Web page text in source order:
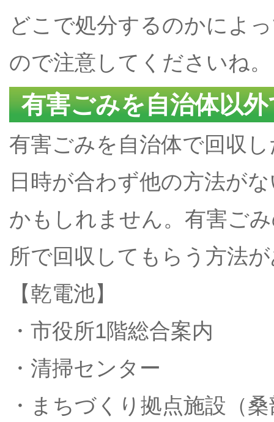
どこで処分するのかによ
ので注意してくださいね。
有害ごみを自治体以
有害ごみを自治体で回収
日時が合わず他の方法が
かもしれません。有害ご
所で回収してもらう方法
【乾電池】
・市役所1階総合案内
・清掃センター
・まちづくり拠点施設（